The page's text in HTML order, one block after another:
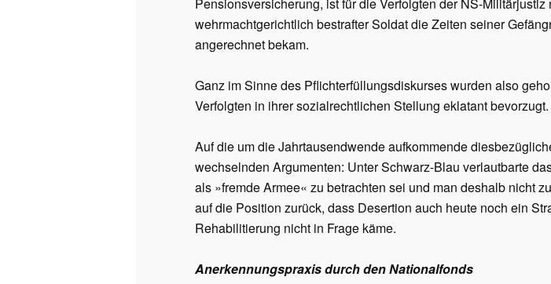
wehrmachtgerichtlich bestrafter Soldat die Zeiten seiner
angerechnet bekam.
Ganz im Sinne des Pflichterfüllungsdiskurses wurden also
Verfolgten in ihrer sozialrechtlichen Stellung eklatant bevorzugt.
Auf die um die Jahrtausendwende aufkommende
wechselnden Argumenten: Unter Schwarz-Blau verlautbarte
als »fremde Armee« zu betrachten sei und man deshalb nicht
auf die Position zurück, dass Desertion auch heute noch ein
Rehabilitierung nicht in Frage käme.
Anerkennungspraxis durch den Nationalfonds